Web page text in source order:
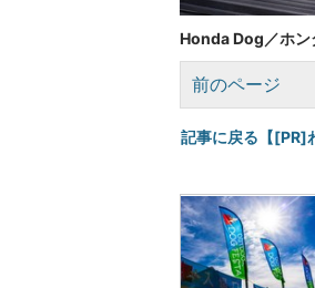
Honda Dog／ホン
前のページ
記事に戻る【[PR]